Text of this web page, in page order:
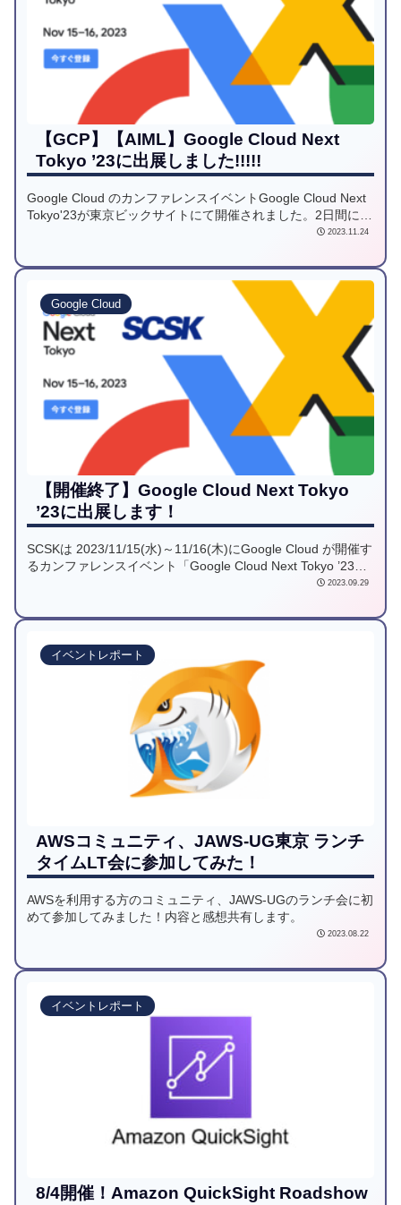
【GCP】【AIML】Google Cloud Next
Tokyo ’23に出展しました!!!!!
Google Cloud のカンファレンスイベントGoogle Cloud Next
Tokyo'23が東京ビックサイトにて開催されました。2日間に及
んだGoogle Cloud Next Tokyo'23での当社の出展内容をご紹
2023.11.24
Google Cloud
【開催終了】Google Cloud Next Tokyo
’23に出展します！
SCSKは 2023/11/15(水)～11/16(木)にGoogle Cloud が開催す
るカンファレンスイベント「Google Cloud Next Tokyo ’23」
に出展します。当社のセッションでは、製造工場の生産プロ
話しします。展示ブースでは、「幅広いGoogle Cloud活用」
2023.09.29
イベントレポート
AWSコミュニティ、JAWS-UG東京 ランチ
タイムLT会に参加してみた！
AWSを利用する方のコミュニティ、JAWS-UGのランチ会に初
めて参加してみました！内容と感想共有します。
2023.08.22
イベントレポート
8/4開催！Amazon QuickSight Roadshow